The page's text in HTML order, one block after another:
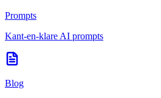
Prompts
Kant-en-klare AI prompts
Blog